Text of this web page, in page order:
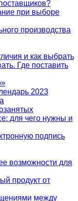
при выборе
производства
и как выбрать
Где поставить
2023
для чего нужны и
подпись
возможности для
продукт от
между